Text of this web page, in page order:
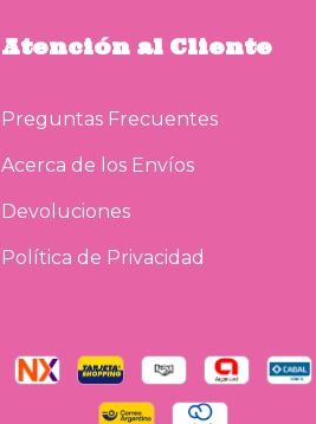
Atención al Cliente
Preguntas Frecuentes
Acerca de los Envíos
Devoluciones
Política de Privacidad